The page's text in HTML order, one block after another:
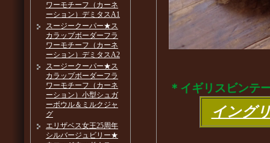
＊イギリスビンテ
イング
ワーモチーフ（カーネ
ーション）デミタスA1
スージークーパー★ス
カラップボーダーフラ
ワーモチーフ（カーネ
ーション）デミタスA2
スージークーパー★ス
カラップボーダーフラ
ワーモチーフ（カーネ
ーション）小型シュガ
ーボウル＆ミルクジャ
グ
エリザベス女王25周年
シルバージュビリー★